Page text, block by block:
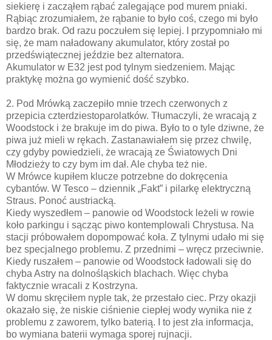
siekierę i zacząłem rąbać zalegające pod murem pniaki.
Rąbiąc zrozumiałem, że rąbanie to było coś, czego mi było
bardzo brak. Od razu poczułem się lepiej. I przypomniało mi
się, że mam naładowany akumulator, który został po
przedświątecznej jeździe bez alternatora.
Akumulator w E32 jest pod tylnym siedzeniem. Mając
praktykę można go wymienić dość szybko.
2. Pod Mrówką zaczepiło mnie trzech czerwonych z
przepicia czterdziestoparolatków. Tłumaczyli, że wracają z
Woodstock i że brakuje im do piwa. Było to o tyle dziwne, że
piwa już mieli w rękach. Zastanawiałem się przez chwilę,
czy gdyby powiedzieli, że wracają ze Światowych Dni
Młodzieży to czy bym im dał. Ale chyba też nie.
W Mrówce kupiłem klucze potrzebne do dokręcenia
cybantów. W Tesco – dziennik „Fakt” i pilarkę elektryczną
Straus. Ponoć austriacką.
Kiedy wyszedłem – panowie od Woodstock leżeli w rowie
koło parkingu i sącząc piwo kontemplowali Chrystusa. Na
stacji próbowałem dopompować koła. Z tylnymi udało mi się
bez specjalnego problemu. Z przednimi – wręcz przeciwnie.
Kiedy ruszałem – panowie od Woodstock ładowali się do
chyba Astry na dolnośląskich blachach. Więc chyba
faktycznie wracali z Kostrzyna.
W domu skręciłem nyple tak, że przestało ciec. Przy okazji
okazało się, że niskie ciśnienie ciepłej wody wynika nie z
problemu z zaworem, tylko baterią. I to jest zła informacja,
bo wymiana baterii wymaga sporej rujnacji.